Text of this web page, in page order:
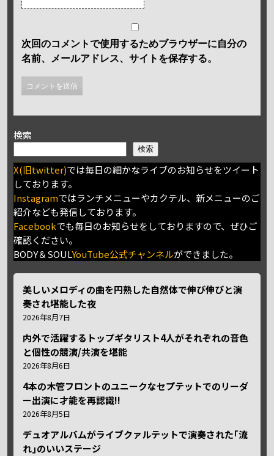
次回のコメントで使用するためブラウザーに自分の
名前、メールアドレス、サイトを保存する。
検索
検索
X(旧twitter)では毎日の細かなライブのお知らせをツイート
しております。
Instagramではランチメニューやカクテル、新メニューのご
紹介なども発信しております。
Facebookでも毎日のお知らせをしておりますので、ぜひご
確認ください。
BODY＆SOULYouTube公式チャンネルができました。
美しいメロディの曲を円熟した自然体で伸び伸びと演
奏され堪能した夜
2026年8月7日
内外で活躍するトップギタリスト4人がそれぞれの音色
と個性の競演/共演を堪能
2026年8月6日
4本の木管フロントのユニークなセプテットでのリーダ
ー出演に才能を再認識!!
2026年8月5日
デュオアルバムがライブクァルテットで演奏された｢流
れ｣のいいステージ